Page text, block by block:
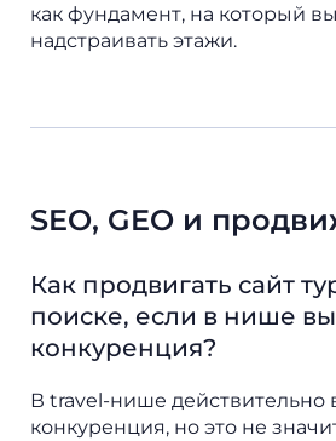
как фундамент, на который
надстраивать этажи.
SEO, GEO и
Как продвигать сайт
поиске, если в нише
конкуренция?
В travel-нише действительно
конкуренция, но это не